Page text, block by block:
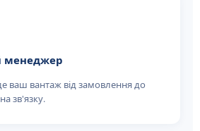
менеджер
ваш вантаж від замовлення до
зв'язку.